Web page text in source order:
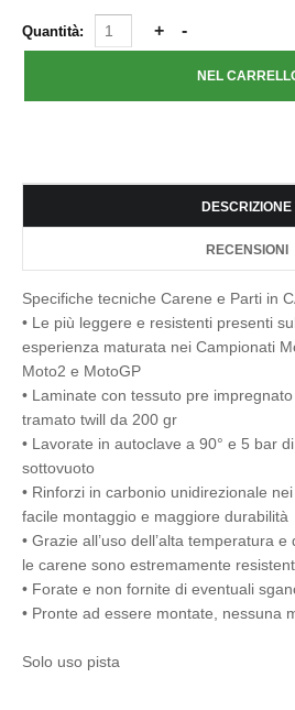
Quantità:
DESCRIZIONE
RECENSIONI
Specifiche tecniche Carene e Parti in
• Le più leggere e resistenti presenti
esperienza maturata nei Campionati
Moto2 e MotoGP
• Laminate con tessuto pre
tramato twill da 200 gr
• Lavorate in autoclave a 90° e 5 bar
sottovuoto
• Rinforzi in carbonio unidirezionale
facile montaggio e maggiore durabilità
• Grazie all’uso dell’alta temperatura
le carene sono estremamente
• Forate e non fornite di eventuali
• Pronte ad essere montate, nessuna
Solo uso pista